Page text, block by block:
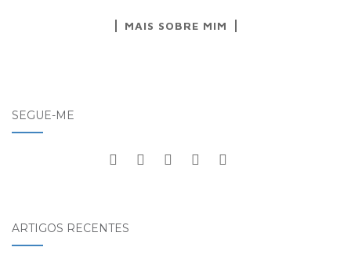
MAIS SOBRE MIM
SEGUE-ME
ARTIGOS RECENTES